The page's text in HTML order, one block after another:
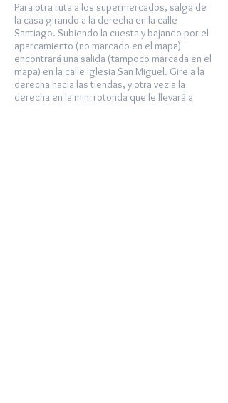
Para otra ruta a los supermercados, salga de
la casa girando a la derecha en la calle
Santiago. Subiendo la cuesta y bajando por el
aparcamiento (no marcado en el mapa)
encontrará una salida (tampoco marcada en el
mapa) en la calle Iglesia San Miguel. Gire a la
derecha hacia las tiendas, y otra vez a la
derecha en la mini rotonda que le llevará a